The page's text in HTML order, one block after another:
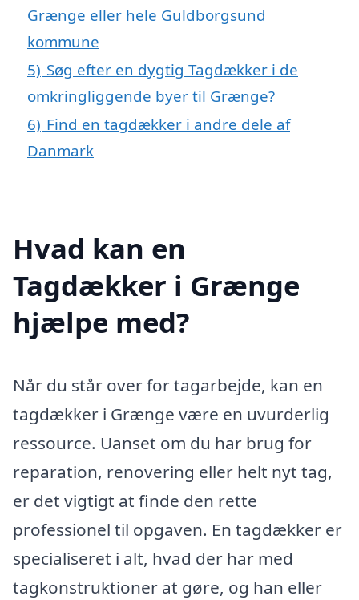
Grænge eller hele Guldborgsund
kommune
5) Søg efter en dygtig Tagdækker i de
omkringliggende byer til Grænge?
6) Find en tagdækker i andre dele af
Danmark
Hvad kan en
Tagdækker i Grænge
hjælpe med?
Når du står over for tagarbejde, kan en
tagdækker i Grænge være en uvurderlig
ressource. Uanset om du har brug for
reparation, renovering eller helt nyt tag,
er det vigtigt at finde den rette
professionel til opgaven. En tagdækker er
specialiseret i alt, hvad der har med
tagkonstruktioner at gøre, og han eller